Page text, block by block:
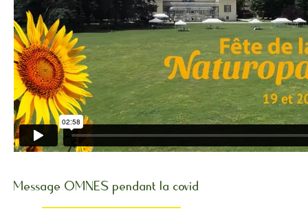
Message OMNES pendant la covid